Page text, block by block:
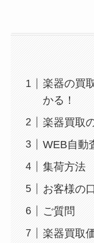
楽器の買
かる！
楽器買取
WEB自動
集荷方法
お客様の
ご質問
楽器買取